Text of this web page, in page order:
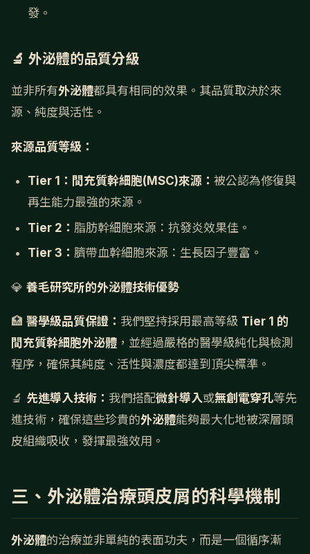
發。
🔬 外泌體的品質分級
並非所有外泌體都具有相同的效果。其品質取決於來
源、純度與活性。
來源品質等級：
Tier 1：間充質幹細胞(MSC)來源： 被公認為修復與
再生能力最強的來源。
Tier 2： 脂肪幹細胞來源：抗發炎效果佳。
Tier 3： 臍帶血幹細胞來源：生長因子豐富。
💎 養毛研究所的外泌體技術優勢
🏥 醫學級品質保證： 我們堅持採用最高等級 Tier 1 的
間充質幹細胞外泌體 ，並經過嚴格的醫學級純化與檢測
程序，確保其純度、活性與濃度都達到頂尖標準。
🔬 先進導入技術： 我們搭配微針導入或無創電穿孔等先
進技術，確保這些珍貴的外泌體能夠最大化地被深層頭
皮組織吸收，發揮最強效用。
三、外泌體治療頭皮屑的科學機制
外泌體的治療並非單純的表面功夫，而是一個循序漸